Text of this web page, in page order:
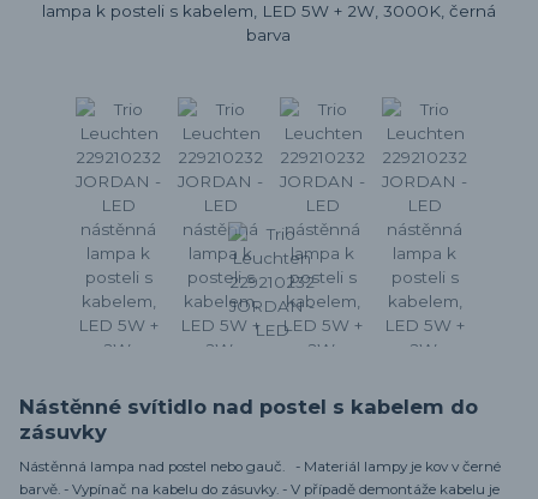
Nástěnné svítidlo nad postel s kabelem do
zásuvky
Nástěnná lampa nad postel nebo gauč. - Materiál lampy je kov v černé
barvě. - Vypínač na kabelu do zásuvky. - V případě demontáže kabelu je